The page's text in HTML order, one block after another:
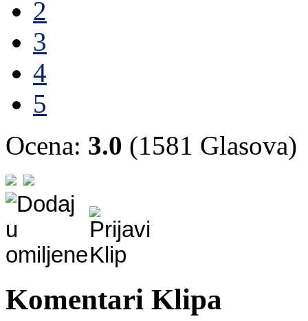
2
3
4
5
Ocena: 3.0 (1581 Glasova)
Komentari Klipa